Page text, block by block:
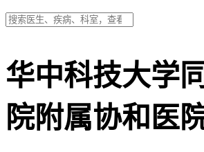
华中科技大学
院附属协和医